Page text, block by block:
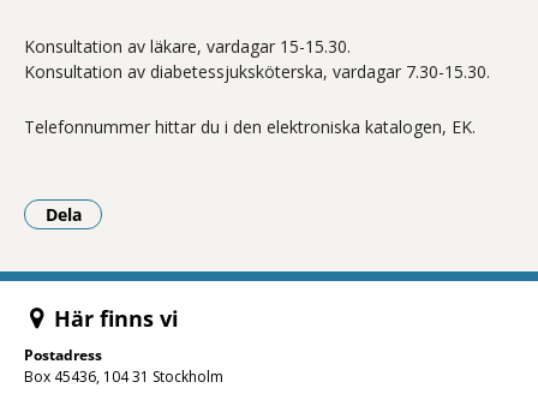
Konsultation av läkare, vardagar 15-15.30.
Konsultation av diabetessjuksköterska, vardagar 7.30-15.30.
Telefonnummer hittar du i den elektroniska katalogen, EK.
Dela
- Klicka för att öppna delningsalternativ.
Här finns vi
Postadress
Box 45436, 104 31 Stockholm